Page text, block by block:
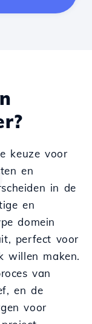
keuze voor
en
in de
en
domein
perfect voor
willen maken.
van
en de
voor